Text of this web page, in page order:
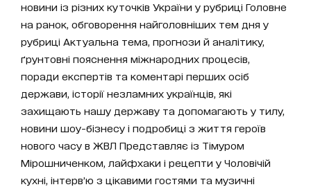
новини із різних куточків України у рубриці Головне
на ранок, обговорення найголовніших тем дня у
рубриці Актуальна тема, прогнози й аналітику,
ґрунтовні пояснення міжнародних процесів,
поради експертів та коментарі перших осіб
держави, історії незламних українців, які
захищають нашу державу та допомагають у тилу,
новини шоу-бізнесу і подробиці з життя героїв
нового часу в ЖВЛ Представляє із Тімуром
Мірошниченком, лайфхаки і рецепти у Чоловічій
кухні, інтерв’ю з цікавими гостями та музичні